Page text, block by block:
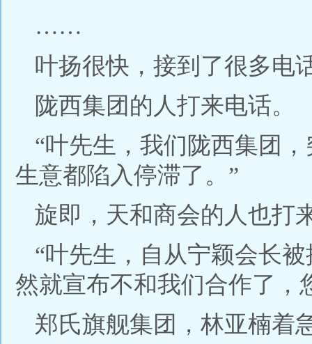
……
叶扬很快，接到了很多电
陇西集团的人打来电话。
“叶先生，我们陇西集团
生意都陷入停滞了。”
旋即，天和商会的人也打
“叶先生，自从宁颖会长
然就宣布不和我们合作了，
郑氏旗舰集团，林亚楠着